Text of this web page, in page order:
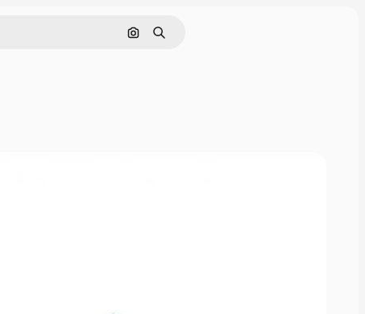
Pesquisar por imagem
Buscar